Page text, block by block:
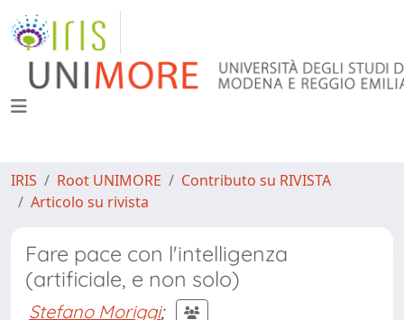
IRIS Root UNIMORE
Contributo su RIVISTA
Articolo su rivista
Fare pace con l'intelligenza
(artificiale, e non solo)
Stefano Moriggi;